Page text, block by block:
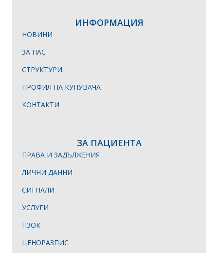
ИНФОРМАЦИЯ
НОВИНИ
ЗА НАС
СТРУКТУРИ
ПРОФИЛ НА КУПУВАЧА
КОНТАКТИ
ЗА ПАЦИЕНТА
ПРАВА И ЗАДЪЛЖЕНИЯ
ЛИЧНИ ДАННИ
СИГНАЛИ
УСЛУГИ
НЗОК
ЦЕНОРАЗПИС